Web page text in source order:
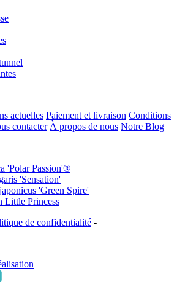
actuelles Paiement et livraison Conditions
contacter À propos de nous Notre Blog
'Polar Passion'®
'Sensation'
'Green Spire'
Little Princess
de confidentialité -